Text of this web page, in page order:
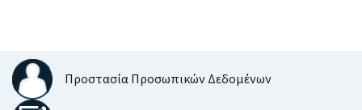
Προστασία Προσωπικών Δεδομένων